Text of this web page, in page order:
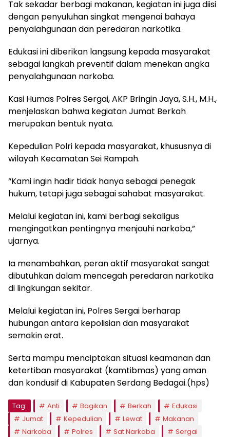
Tak sekadar berbagi makanan, kegiatan ini juga diisi
dengan penyuluhan singkat mengenai bahaya
penyalahgunaan dan peredaran narkotika.
Edukasi ini diberikan langsung kepada masyarakat
sebagai langkah preventif dalam menekan angka
penyalahgunaan narkoba.
Kasi Humas Polres Sergai, AKP Bringin Jaya, S.H., M.H.,
menjelaskan bahwa kegiatan Jumat Berkah
merupakan bentuk nyata.
Kepedulian Polri kepada masyarakat, khususnya di
wilayah Kecamatan Sei Rampah.
“Kami ingin hadir tidak hanya sebagai penegak
hukum, tetapi juga sebagai sahabat masyarakat.
Melalui kegiatan ini, kami berbagi sekaligus
mengingatkan pentingnya menjauhi narkoba,”
ujarnya.
Ia menambahkan, peran aktif masyarakat sangat
dibutuhkan dalam mencegah peredaran narkotika
di lingkungan sekitar.
Melalui kegiatan ini, Polres Sergai berharap
hubungan antara kepolisian dan masyarakat
semakin erat.
Serta mampu menciptakan situasi keamanan dan
ketertiban masyarakat (kamtibmas) yang aman
dan kondusif di Kabupaten Serdang Bedagai.(hps)
Tag: Anti Bagikan Berkah
Edukasi
Jumat
Kepedulian Lewat
Makanan
Narkoba
Polres Sat Narkoba
Sergai